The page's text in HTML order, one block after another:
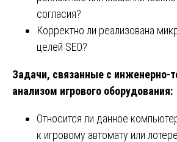
согласия?
Корректно ли реализована
целей SEO?
Задачи, связанные с инженерно-
анализом игрового оборудования:
Относится ли данное
к игровому автомату или